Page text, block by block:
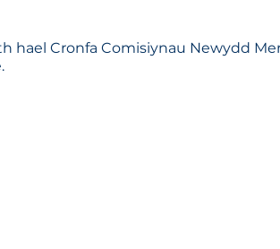
hael Cronfa Comisiynau Newydd